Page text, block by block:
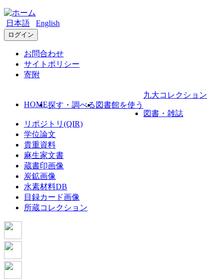
日本語 English
ログイン
お問合わせ
サイトポリシー
寄附
HOME探す・調べる 図書館を使う
九大コレクション
図書・雑誌
リポジトリ(QIR)
学位論文
貴重資料
麻生家文書
蔵書印画像
炭鉱画像
水素材料DB
目録カード画像
所蔵コレクション